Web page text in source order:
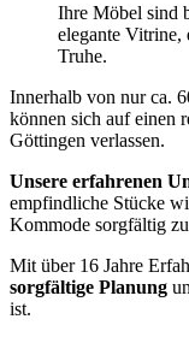
Ihre Möbel sind
elegante Vitrine,
Truhe.
Innerhalb von nur ca.
können sich auf einen
Göttingen verlassen.
Unsere erfahrenen
empfindliche Stücke
Kommode sorgfältig
Mit über 16 Jahre
sorgfältige Planung
ist.